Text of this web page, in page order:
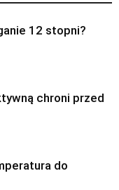
12 stopni?
chroni przed
do